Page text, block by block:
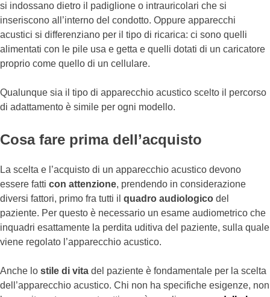
si indossano dietro il padiglione o intrauricolari che si
inseriscono all’interno del condotto. Oppure apparecchi
acustici si differenziano per il tipo di ricarica: ci sono quelli
alimentati con le pile usa e getta e quelli dotati di un caricatore
proprio come quello di un cellulare.
Qualunque sia il tipo di apparecchio acustico scelto il percorso
di adattamento è simile per ogni modello.
Cosa fare prima dell’acquisto
La scelta e l’acquisto di un apparecchio acustico devono
essere fatti con attenzione, prendendo in considerazione
diversi fattori, primo fra tutti il quadro audiologico del
paziente. Per questo è necessario un esame audiometrico che
inquadri esattamente la perdita uditiva del paziente, sulla quale
viene regolato l’apparecchio acustico.
Anche lo stile di vita del paziente è fondamentale per la scelta
dell’apparecchio acustico. Chi non ha specifiche esigenze, non